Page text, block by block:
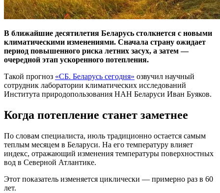
В ближайшие десятилетия Беларусь столкнется с новыми
климатическими изменениями. Сначала страну ожидает
период повышенного риска летних засух, а затем —
очередной этап ускоренного потепления.
Такой прогноз «СБ. Беларусь сегодня» озвучил научный
сотрудник лаборатории климатических исследований
Института природопользования НАН Беларуси Иван Буяков.
Когда потепление станет заметнее
По словам специалиста, июль традиционно остается самым
теплым месяцем в Беларуси. На его температуру влияет
индекс, отражающий изменения температуры поверхностных
вод в Северной Атлантике.
Этот показатель изменяется циклически — примерно раз в 60
лет.